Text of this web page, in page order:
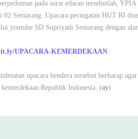
pada surat edaran tersebutlah,
02 Semarang. Upacara peringatan HUT RI
youtube SD Supriyadi Semarang dengan
UPACARA-KEMERDEKAAN
upacara bendera tersebut berharap
kemerdekaan Republik Indonesia. (ay)